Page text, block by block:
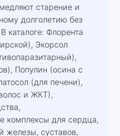
старение и
долголетию без
каталоге: Флорента
Экорсол
Популин (осина с
(для печени),
и ЖКТ),
комплексы для сердца,
железы, суставов,